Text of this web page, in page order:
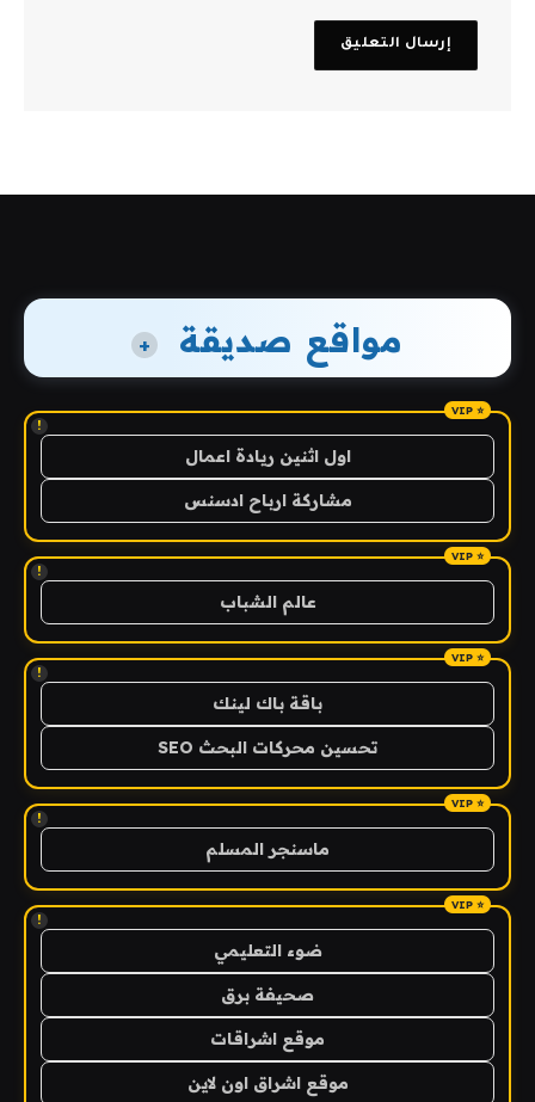
مواقع صديقة +
!
اول اثنين ريادة اعمال
مشاركة ارباح ادسنس
!
عالم الشباب
!
باقة باك لينك
تحسين محركات البحث SEO
!
ماسنجر المسلم
!
ضوء التعليمي
صحيفة برق
موقع اشراقات
موقع اشراق اون لاين